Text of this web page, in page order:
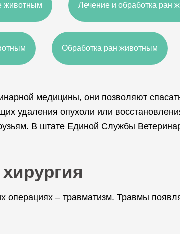
животным Лечение и обработка ран
Обработка ран животным
медицины, они позволяют
удаления опухоли или
В штате Единой Службы
операциях – травматизм. Травмы